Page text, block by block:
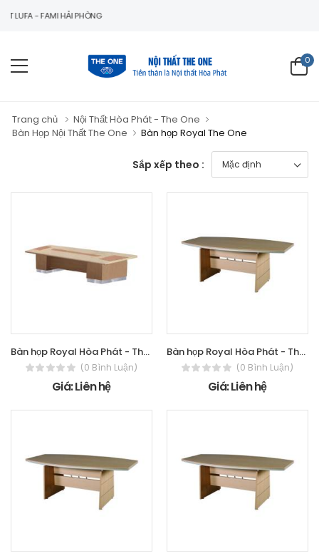
FAMI HẢI PHÒNG
0
Trang chủ
Nội Thất Hòa Phát - The One
Bàn Họp Nội Thất The One
Bàn họp Royal The One
Sắp xếp theo :
Bàn họp Royal Hòa Phát - The One HRH4016H2
(0 Bình Luận)
Giá: Liên hệ
Bàn họp Royal Hòa Phát - The One HRH2412
(0 Bình Luận)
Giá: Liên hệ